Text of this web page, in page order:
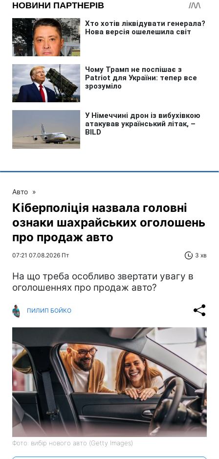
Авто »
Кіберполіція назвала головні
ознаки шахрайських оголошень
про продаж авто
07:21 07.08.2026 Пт 3 хв
На що треба особливо звертати увагу в
оголошеннях про продаж авто?
ПИЛИП БОЙКО
Фото: вибір нового авто (Getty Images)